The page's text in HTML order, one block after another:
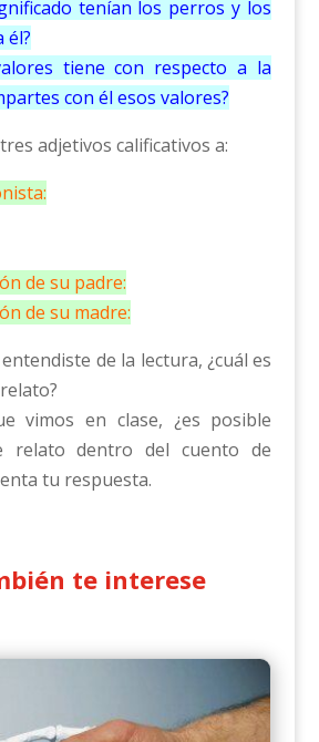
tenían los perros y los
él?
tiene con respecto a la
con él esos valores?
adjetivos calificativos a:
de su padre:
de su madre:
de la lectura, ¿cuál es
vimos en clase, ¿es posible
relato dentro del cuento de
tu respuesta.
te interese